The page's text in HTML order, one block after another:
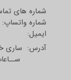
شماره های
شماره واتساپ:
​​​​​​​ایمیل:
آدرس: ساری
(